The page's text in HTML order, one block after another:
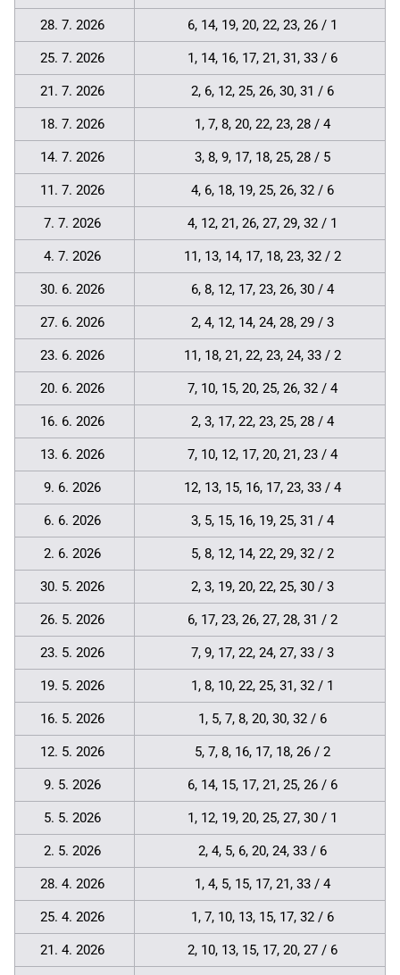
28. 7. 2026 6, 14, 19, 20, 22, 23, 26 / 1
25. 7. 2026 1, 14, 16, 17, 21, 31, 33 / 6
21. 7. 2026 2, 6, 12, 25, 26, 30, 31 / 6
18. 7. 2026 1, 7, 8, 20, 22, 23, 28 / 4
14. 7. 2026 3, 8, 9, 17, 18, 25, 28 / 5
11. 7. 2026 4, 6, 18, 19, 25, 26, 32 / 6
7. 7. 2026 4, 12, 21, 26, 27, 29, 32 / 1
4. 7. 2026 11, 13, 14, 17, 18, 23, 32 / 2
30. 6. 2026 6, 8, 12, 17, 23, 26, 30 / 4
27. 6. 2026 2, 4, 12, 14, 24, 28, 29 / 3
23. 6. 2026 11, 18, 21, 22, 23, 24, 33 / 2
20. 6. 2026 7, 10, 15, 20, 25, 26, 32 / 4
16. 6. 2026 2, 3, 17, 22, 23, 25, 28 / 4
13. 6. 2026 7, 10, 12, 17, 20, 21, 23 / 4
9. 6. 2026 12, 13, 15, 16, 17, 23, 33 / 4
6. 6. 2026 3, 5, 15, 16, 19, 25, 31 / 4
2. 6. 2026 5, 8, 12, 14, 22, 29, 32 / 2
30. 5. 2026 2, 3, 19, 20, 22, 25, 30 / 3
26. 5. 2026 6, 17, 23, 26, 27, 28, 31 / 2
23. 5. 2026 7, 9, 17, 22, 24, 27, 33 / 3
19. 5. 2026 1, 8, 10, 22, 25, 31, 32 / 1
16. 5. 2026 1, 5, 7, 8, 20, 30, 32 / 6
12. 5. 2026 5, 7, 8, 16, 17, 18, 26 / 2
9. 5. 2026 6, 14, 15, 17, 21, 25, 26 / 6
5. 5. 2026 1, 12, 19, 20, 25, 27, 30 / 1
2. 5. 2026 2, 4, 5, 6, 20, 24, 33 / 6
28. 4. 2026 1, 4, 5, 15, 17, 21, 33 / 4
25. 4. 2026 1, 7, 10, 13, 15, 17, 32 / 6
21. 4. 2026 2, 10, 13, 15, 17, 20, 27 / 6